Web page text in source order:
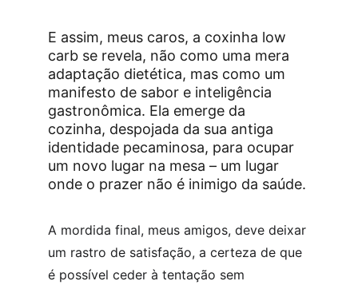
E assim, meus caros, a coxinha low
carb se revela, não como uma mera
adaptação dietética, mas como um
manifesto de sabor e inteligência
gastronômica. Ela emerge da
cozinha, despojada da sua antiga
identidade pecaminosa, para ocupar
um novo lugar na mesa – um lugar
onde o prazer não é inimigo da saúde.
A mordida final, meus amigos, deve deixar
um rastro de satisfação, a certeza de que
é possível ceder à tentação sem